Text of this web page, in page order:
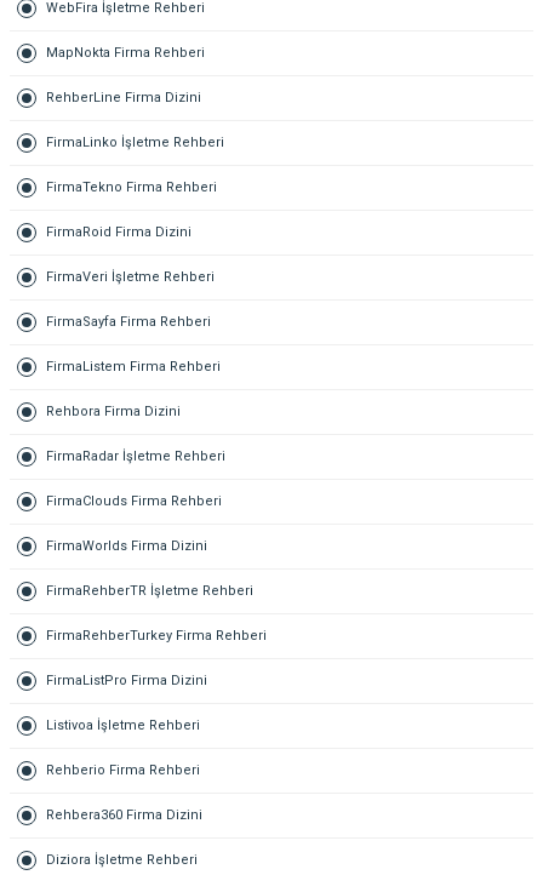
WebFira İşletme Rehberi
MapNokta Firma Rehberi
RehberLine Firma Dizini
FirmaLinko İşletme Rehberi
FirmaTekno Firma Rehberi
FirmaRoid Firma Dizini
FirmaVeri İşletme Rehberi
FirmaSayfa Firma Rehberi
FirmaListem Firma Rehberi
Rehbora Firma Dizini
FirmaRadar İşletme Rehberi
FirmaClouds Firma Rehberi
FirmaWorlds Firma Dizini
FirmaRehberTR İşletme Rehberi
FirmaRehberTurkey Firma Rehberi
FirmaListPro Firma Dizini
Listivoa İşletme Rehberi
Rehberio Firma Rehberi
Rehbera360 Firma Dizini
Diziora İşletme Rehberi